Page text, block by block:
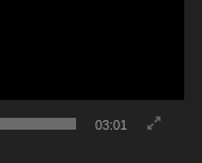
03:01